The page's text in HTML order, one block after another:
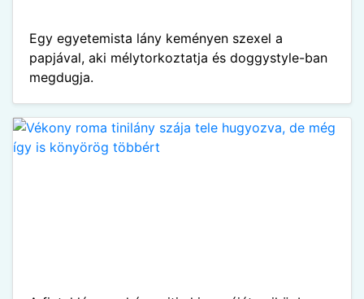
Egy egyetemista lány keményen szexel a
papjával, aki mélytorkoztatja és doggystyle-ban
megdugja.